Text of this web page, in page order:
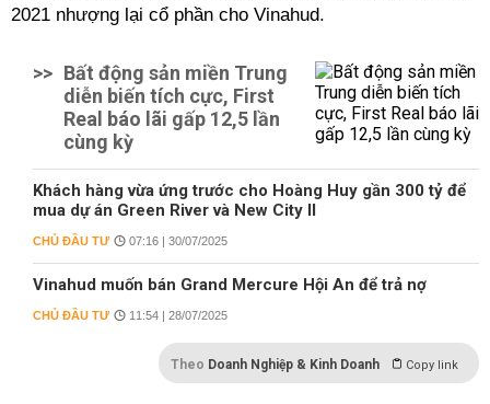
2021 nhượng lại cổ phần cho Vinahud.
>> Bất động sản miền Trung
diễn biến tích cực, First
Real báo lãi gấp 12,5 lần
cùng kỳ
Khách hàng vừa ứng trước cho Hoàng Huy gần 300 tỷ để
mua dự án Green River và New City II
CHỦ ĐẦU TƯ 07:16 | 30/07/2025
Vinahud muốn bán Grand Mercure Hội An để trả nợ
CHỦ ĐẦU TƯ 11:54 | 28/07/2025
Theo Doanh Nghiệp & Kinh Doanh Copy link